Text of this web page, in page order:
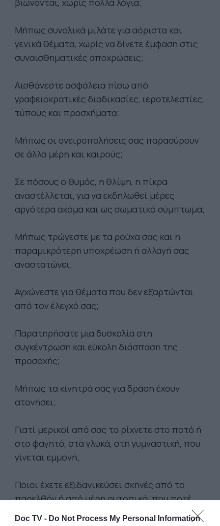
Doc TV - Do Not Process My Personal Information
βιώνονται, χωρίς πολλά λόγια;
Μήπως συνολικά μιλάτε για αόριστα και
γενικά θέματα, χωρίς να δίνετε έμφαση στις
συναισθηματικές αποχρώσεις;
Αισθάνεστε ασφάλεια πίσω από
γραφειοκρατικές διαδικασίες, ιεροτελεστίες,
τύπους και προσχήματα;
Μήπως οι ονειροπολήσεις σας παρασύρουν
σε άλλα μέρη και καιρούς;
Σε πόσους ο θυμός, η θλίψη, η πίκρα
αναστέλλεται, για να εκδηλωθεί μέρες
αργότερα ακόμα και ως σωματικό σύμπτωμα;
Μήπως τρώγεστε με τα ρούχα σας και η
παραμικρότερη υποχρέωση ή αλλαγή σας
αναστατώνει;
Αγχώνεστε για θέματα που δεν εξαρτώνται
από τον έλεγχό σας;
Παρατηρήσατε μια δυσκολία στη
συγκέντρωση και εύκολη διάσπαση της
προσοχής;
Μήπως τα κίνητρά σας για δράση έχουν
ατονήσει;
Γιατί μερικοί από σας το ρίχνετε στο ποτό ή
στο φαγητό, στα γλυκά, στη γυμναστική, που
γίνεται εμμονή;
Ποιοι έχετε εξιδανικεύσει σκηνές από το
παρελθόν ή από μέρη ουτοπικά, που ποτέ
δεν θα καταφέρετε να κατακτήσετε;